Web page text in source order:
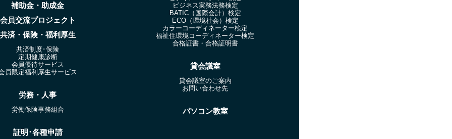
補助金・助成金
会員交流プロジェクト
共済・保険・福利厚生
共済制度･保険
定期健康診断
会員優待サービス
員限定福利厚生サービス
労務・人事
労働保険事務組合
証明･各種申請
ビジネス実務法務検定
BATIC（国際会計）検定
ECO（環境社会）検定
カラーコーディネーター検定
福祉住環境コーディネーター検定
合格証書・合格証明書
貸会議室
貸会議室のご案内
お問い合わせ先
パソコン教室